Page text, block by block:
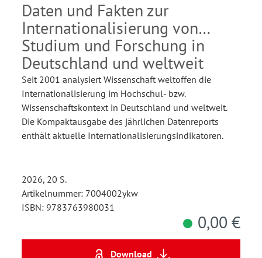
Daten und Fakten zur
Internationalisierung von
Studium und Forschung in
Deutschland und weltweit
Seit 2001 analysiert Wissenschaft weltoffen die
Internationalisierung im Hochschul- bzw.
Wissenschaftskontext in Deutschland und weltweit.
Die Kompaktausgabe des jährlichen Datenreports
enthält aktuelle Internationalisierungsindikatoren.
2026, 20 S.
Artikelnummer: 7004002ykw
ISBN: 9783763980031
0,00 €
Download